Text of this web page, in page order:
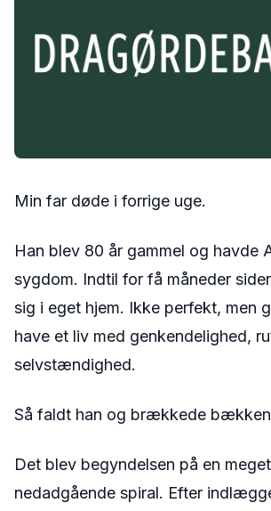
Min far døde i forrige uge.
Han blev 80 år gammel og havde
sygdom. Indtil for få måneder
sig i eget hjem. Ikke perfekt, men
have et liv med genkendelighed,
selvstændighed.
Så faldt han og brækkede
Det blev begyndelsen på en
nedadgående spiral. Efter